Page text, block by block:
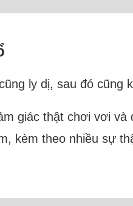
ly dị, sau đó cũng
giác thật chơi vơi và
kèm theo nhiều sự